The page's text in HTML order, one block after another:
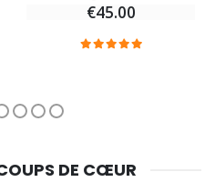
€45.00
DE CŒUR